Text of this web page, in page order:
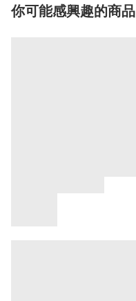
你可能感興趣的商品